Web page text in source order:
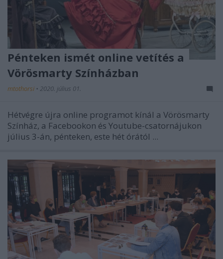
Pénteken ismét online vetítés a
Vörösmarty Színházban
mtothorsi • 2020. július 01.
Hétvégre újra online programot kínál a Vörösmarty
Színház, a Facebookon és Youtube-csatornájukon
július 3-án, pénteken, este hét órától ...